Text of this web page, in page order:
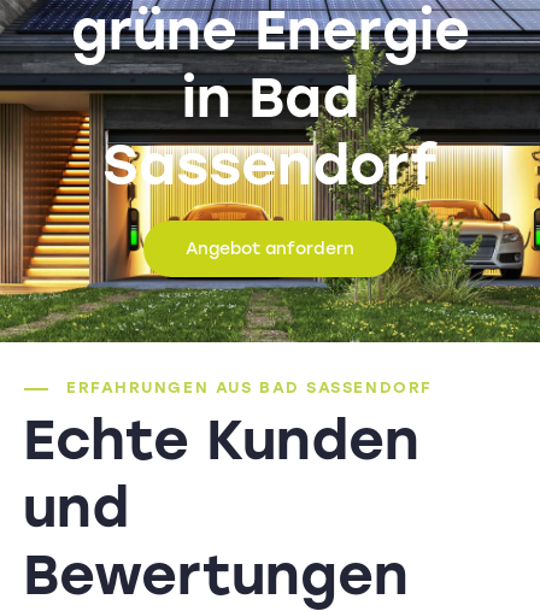
grüne Energie
in Bad
Sassendorf
Angebot anfordern
ERFAHRUNGEN AUS BAD SASSENDORF
Echte Kunden
und
Bewertungen